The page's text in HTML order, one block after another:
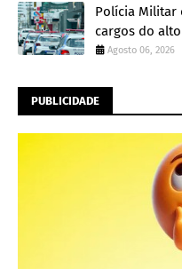
Polícia Militar
cargos do
Agosto 06, 2026
PUBLICIDADE